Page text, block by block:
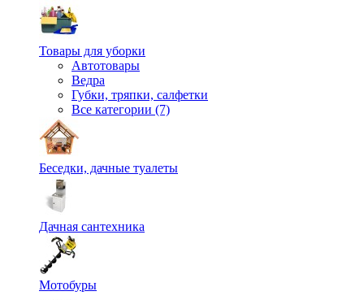
Товары для уборки
Автотовары
Ведра
Губки, тряпки, салфетки
Все категории (7)
Беседки, дачные туалеты
Дачная сантехника
Мотобуры